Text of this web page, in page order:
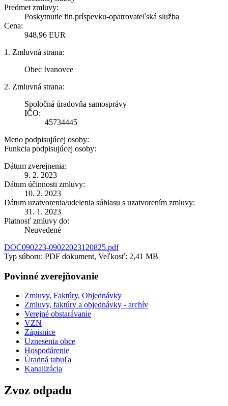
Predmet zmluvy:
Poskytnutie fin.príspevku-opatrovateľská služba
Cena:
948,96 EUR
1. Zmluvná strana:
Obec Ivanovce
2. Zmluvná strana:
Spoločná úradovňa samosprávy
IČO:
45734445
Meno podpisujúcej osoby:
Funkcia podpisujúcej osoby:
Dátum zverejnenia:
9. 2. 2023
Dátum účinnosti zmluvy:
10. 2. 2023
Dátum uzatvorenia/udelenia súhlasu s uzatvorením zmluvy:
31. 1. 2023
Platnosť zmluvy do:
Neuvedené
DOC090223-09022023120825.pdf
Typ súboru: PDF dokument, Veľkosť: 2,41 MB
Povinné zverejňovanie
Zmluvy, Faktúry, Objednávky
Zmluvy, faktúry a objednávky - archív
Verejné obstarávanie
VZN
Zápisnice
Uznesenia obce
Hospodárenie
Úradná tabuľa
Kanalizácia
Zvoz odpadu